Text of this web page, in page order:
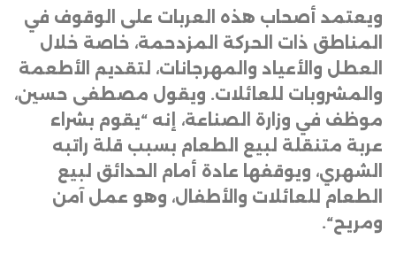
ويعتمد أصحاب هذه العربات على الوقوف في
المناطق ذات الحركة المزدحمة، خاصة خلال
العطل والأعياد والمهرجانات، لتقديم الأطعمة
والمشروبات للعائلات. ويقول مصطفى حسين،
موظف في وزارة الصناعة، إنه “يقوم بشراء
عربة متنقلة لبيع الطعام بسبب قلة راتبه
الشهري، ويوقفها عادة أمام الحدائق لبيع
الطعام للعائلات والأطفال، وهو عمل آمن
ومريح“.